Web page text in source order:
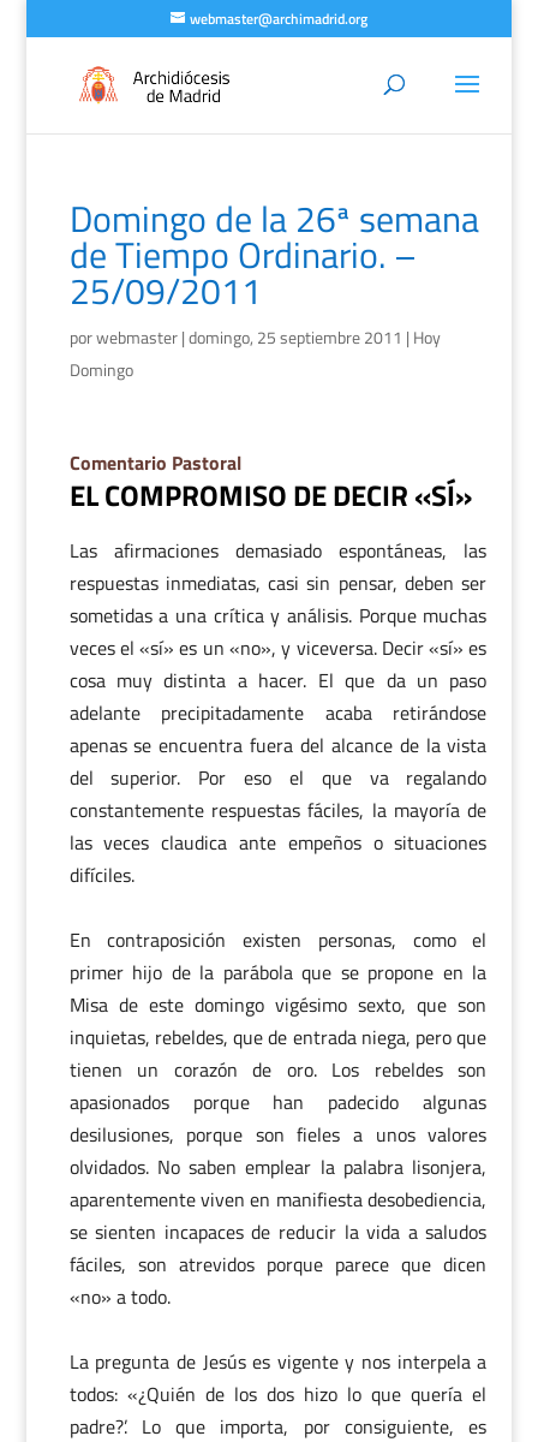
webmaster@archimadrid.org
Domingo de la 26ª semana
de Tiempo Ordinario. –
25/09/2011
porwebmaster|domingo, 25 septiembre 2011 | Hoy
Domingo
Comentario Pastoral
EL COMPROMISO DE DECIR «SÍ»
Las afirmaciones demasiado espontáneas, las
respuestas inmediatas, casi sin pensar, deben ser
sometidas a una crítica y análisis. Porque muchas
veces el «sí» es un «no», y viceversa. Decir «sí» es
cosa muy distinta a hacer. El que da un paso
adelante precipitadamente acaba retirándose
apenas se encuentra fuera del alcance de la vista
del superior. Por eso el que va regalando
constantemente respuestas fáciles, la mayoría de
las veces claudica ante empeños o situaciones
difíciles.
En contraposición existen personas, como el
primer hijo de la parábola que se propone en la
Misa de este domingo vigésimo sexto, que son
inquietas, rebeldes, que de entrada niega, pero que
tienen un corazón de oro. Los rebeldes son
apasionados porque han padecido algunas
desilusiones, porque son fieles a unos valores
olvidados. No saben emplear la palabra lisonjera,
aparentemente viven en manifiesta desobediencia,
se sienten incapaces de reducir la vida a saludos
fáciles, son atrevidos porque parece que dicen
«no» a todo.
La pregunta de Jesús es vigente y nos interpela a
todos: «¿Quién de los dos hizo lo que quería el
padre?’. Lo que importa, por consiguiente, es